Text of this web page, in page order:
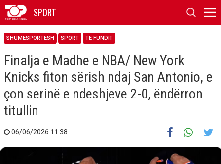
SPORT
SHUMËSPORTËSH SPORT TË FUNDIT
Finalja e Madhe e NBA/ New York
Knicks fiton sërish ndaj San Antonio, e
çon serinë e ndeshjeve 2-0, ëndërron
titullin
06/06/2026 11:38